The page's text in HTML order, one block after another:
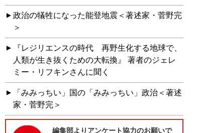
政治の犠牲になった能登地震＜著述家・菅野完
＞
『レジリエンスの時代 再野生化する地球で、
人類が生き抜くための大転換』 著者のジェレ
ミー・リフキンさんに聞く
「みみっちい」国の「みみっちい」政治＜著述
家・菅野完＞